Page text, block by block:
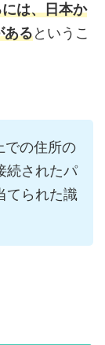
は、日本か
あるというこ
での住所の
続されたパ
てられた識